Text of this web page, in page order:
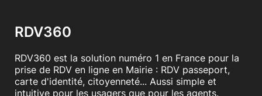
RDV360
RDV360 est la solution numéro 1 en France pour la
prise de RDV en ligne en Mairie : RDV passeport,
carte d'identité, citoyenneté... Aussi simple et
intuitive pour les usagers que pour les agents.